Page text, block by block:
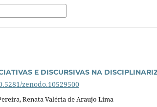
E DISCURSIVAS NA
zenodo.10529500
Renata Valéria de Araujo Lima